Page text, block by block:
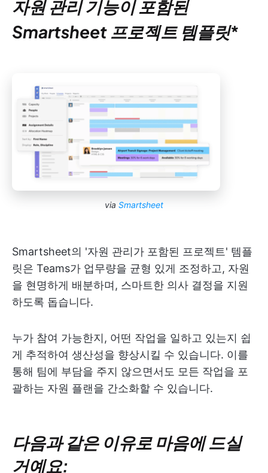
자원 관리 기능이 포함된
Smartsheet 프로젝트 템플릿*
via Smartsheet
Smartsheet의 '자원 관리가 포함된 프로젝트' 템플
릿은 Teams가 업무량을 균형 있게 조정하고, 자원
을 현명하게 배분하며, 스마트한 의사 결정을 지원
하도록 돕습니다.
누가 참여 가능한지, 어떤 작업을 일하고 있는지 쉽
게 추적하여 생산성을 향상시킬 수 있습니다. 이를
통해 팀에 부담을 주지 않으면서도 모든 작업을 포
괄하는 자원 플랜을 간소화할 수 있습니다.
다음과 같은 이유로 마음에 드실
거예요: